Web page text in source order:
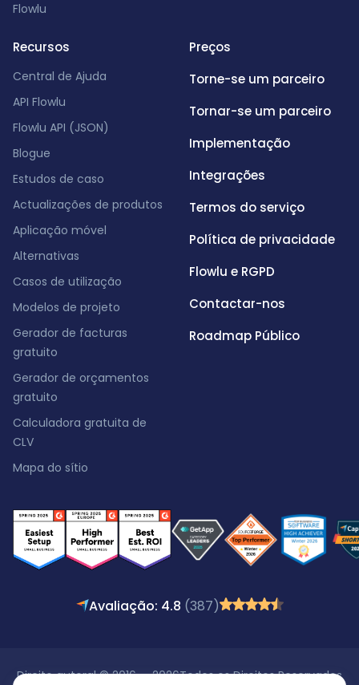
Flowlu
Recursos
Central de Ajuda
API Flowlu
Flowlu API (JSON)
Blogue
Estudos de caso
Actualizações de produtos
Aplicação móvel
Alternativas
Casos de utilização
Modelos de projeto
Gerador de facturas
gratuito
Gerador de orçamentos
gratuito
Calculadora gratuita de
CLV
Mapa do sítio
Preços
Torne-se um parceiro
Tornar-se um parceiro
Implementação
Integrações
Termos do serviço
Política de privacidade
Flowlu e RGPD
Contactar-nos
Roadmap Público
Avaliação: 4.8 (387)
Direito autoral © 2016 - 2026Todos os Direitos Reservados